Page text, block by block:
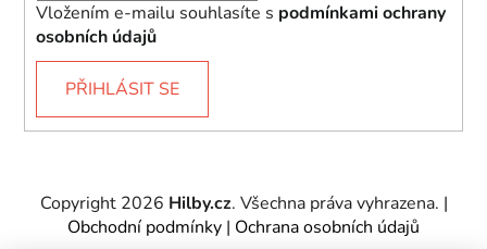
Vložením e-mailu souhlasíte s podmínkami ochrany
osobních údajů
PŘIHLÁSIT SE
Copyright 2026 Hilby.cz. Všechna práva vyhrazena. |
Obchodní podmínky | Ochrana osobních údajů